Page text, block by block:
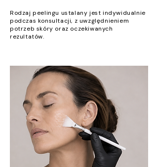
Rodzaj peelingu ustalany jest indywidualnie
podczas konsultacji, z uwzględnieniem
potrzeb skóry oraz oczekiwanych
rezultatów.